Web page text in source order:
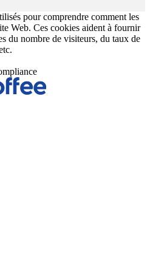
pour comprendre comment les
Web. Ces cookies aident à fournir
du nombre de visiteurs, du taux de